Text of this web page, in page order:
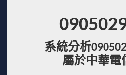
系統分析
屬於中華電